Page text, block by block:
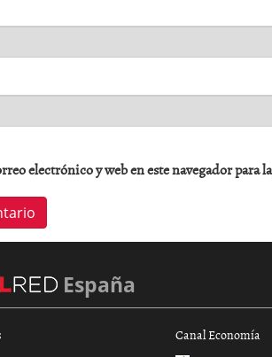
electrónico y web en este navegador para
España
Canal Economía